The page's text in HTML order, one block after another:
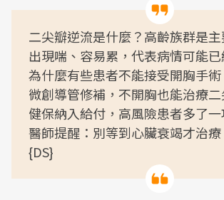
二尖瓣逆流是什麼？高齡族群是
出現喘、容易累，代表病情可能
為什麼有些患者不能接受開胸手術
微創導管修補，不開胸也能治療
健保納入給付，高風險患者多了
醫師提醒：別等到心臟衰竭才治療
{DS}